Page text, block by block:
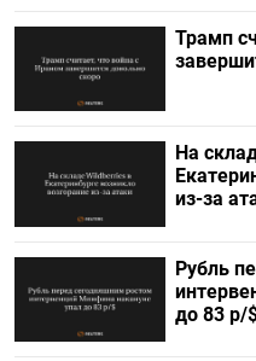
Трамп
На
из-за
Рубль
до 83 р/